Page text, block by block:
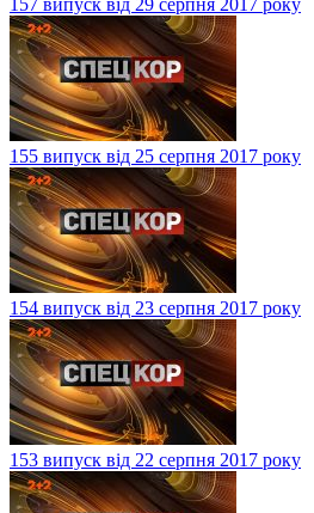
155 випуск від 25 серпня 2017 року
154 випуск від 23 серпня 2017 року
153 випуск від 22 серпня 2017 року